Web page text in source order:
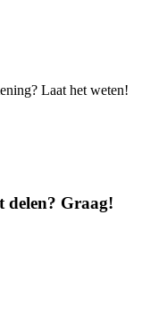
Laat het weten!
delen? Graag!